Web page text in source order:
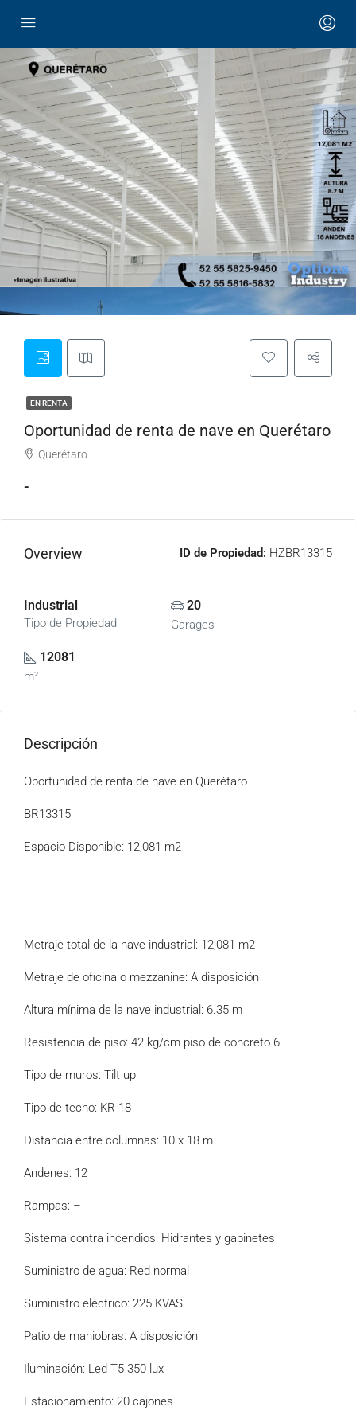
EN RENTA
Oportunidad de renta de nave en Querétaro
Querétaro
-
Overview ID de Propiedad: HZBR13315
Industrial
Tipo de Propiedad
20
Garages
12081
m²
Descripción
Oportunidad de renta de nave en Querétaro
BR13315
Espacio Disponible: 12,081 m2
Metraje total de la nave industrial: 12,081 m2
Metraje de oficina o mezzanine: A disposición
Altura mínima de la nave industrial: 6.35 m
Resistencia de piso: 42 kg/cm piso de concreto 6
Tipo de muros: Tilt up
Tipo de techo: KR-18
Distancia entre columnas: 10 x 18 m
Andenes: 12
Rampas: –
Sistema contra incendios: Hidrantes y gabinetes
Suministro de agua: Red normal
Suministro eléctrico: 225 KVAS
Patio de maniobras: A disposición
Iluminación: Led T5 350 lux
Estacionamiento: 20 cajones